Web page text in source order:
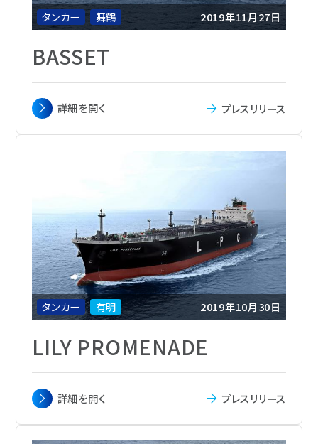
タンカー 舞鶴 2019年11月27日
BASSET
主要寸法
全長 182.50m x 幅32.20 m x 深さ 19.05
航海速力
15.3ノット
定員
25名
船級
NK
船籍
シンガポール
詳細を開く プレスリリース
タンカー 有明 2019年10月30日
LILY PROMENADE
主要寸法
全長 230.00m x 幅 36.60 m x 深さ 22.20
詳細を開く プレスリリース